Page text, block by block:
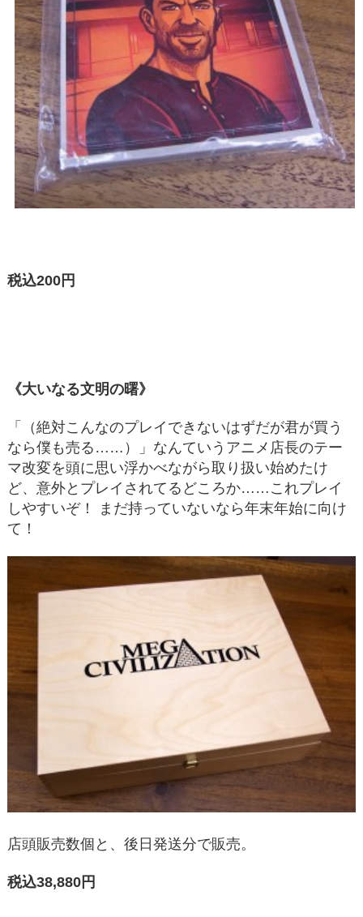
税込200円
《大いなる文明の曙》
「（絶対こんなのプレイできないはずだが君が買う
なら僕も売る……）」なんていうアニメ店長のテー
マ改変を頭に思い浮かべながら取り扱い始めたけ
ど、意外とプレイされてるどころか……これプレイ
しやすいぞ！ まだ持っていないなら年末年始に向け
て！
店頭販売数個と、後日発送分で販売。
税込38,880円